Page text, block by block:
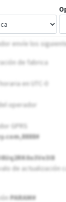
envíe los
de fabrica
en UTC-0
operador
GPRS
de actualización
PARAM#